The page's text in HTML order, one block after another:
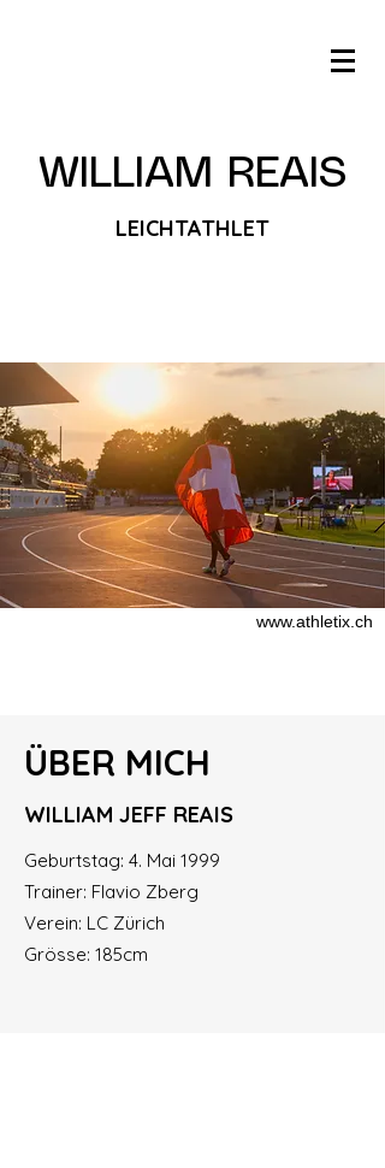
WILLIAM REAIS
LEICHTATHLET
ÜBER MICH
WILLIAM JEFF REAIS
Geburtstag: 4. Mai 1999
Trai­ner: Flavio Zberg
Verein: LC Zü­rich
Grös­se: 185cm
www.athletix.ch